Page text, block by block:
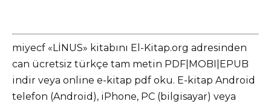
miyecf «LİNUS» kitabını El-Kitap.org adresinden
can ücretsiz türkçe tam metin PDF|MOBI|EPUB
indir veya online e-kitap pdf oku. E-kitap Android
telefon (Android), iPhone, PC (bilgisayar) veya